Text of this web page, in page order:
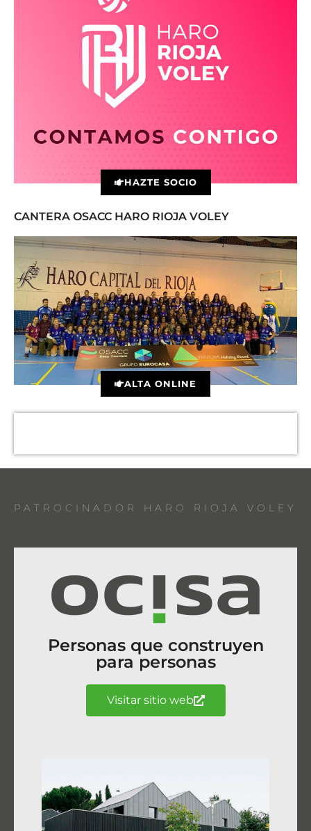
HAZTE SOCIO
CANTERA OSACC HARO RIOJA VOLEY
ALTA ONLINE
PATROCINADOR HARO RIOJA VOLEY
Personas que construyen
para personas
Visitar sitio web